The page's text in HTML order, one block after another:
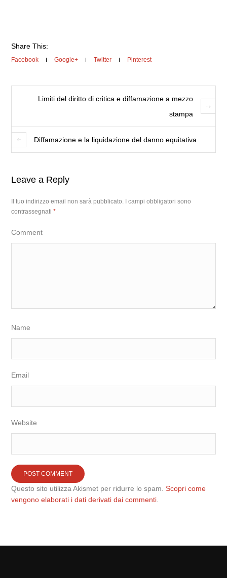
Share This:
Facebook Google+ Twitter Pinterest
Limiti del diritto di critica e diffamazione a mezzo
stampa
Diffamazione e la liquidazione del danno equitativa
Leave a Reply
Il tuo indirizzo email non sarà pubblicato.
I campi obbligatori sono
contrassegnati*
Comment
Name
Email
Website
Questo sito utilizza Akismet per ridurre lo spam.Scopri come
vengono elaborati i dati derivati dai commenti